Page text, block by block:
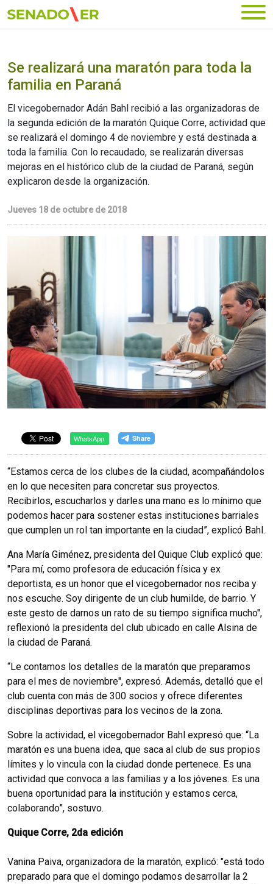
Ir al menú principal
Se realizará una maratón para toda la
familia en Paraná
El vicegobernador Adán Bahl recibió a las organizadoras de
la segunda edición de la maratón Quique Corre, actividad que
se realizará el domingo 4 de noviembre y está destinada a
toda la familia. Con lo recaudado, se realizarán diversas
mejoras en el histórico club de la ciudad de Paraná, según
explicaron desde la organización.
Jueves 18 de octubre de 2018
WhatsApp
“Estamos cerca de los clubes de la ciudad, acompañándolos
en lo que necesiten para concretar sus proyectos.
Recibirlos, escucharlos y darles una mano es lo mínimo que
podemos hacer para sostener estas instituciones barriales
que cumplen un rol tan importante en la ciudad”, explicó Bahl.
Ana María Giménez, presidenta del Quique Club explicó que:
"Para mí, como profesora de educación física y ex
deportista, es un honor que el vicegobernador nos reciba y
nos escuche. Soy dirigente de un club humilde, de barrio. Y
este gesto de darnos un rato de su tiempo significa mucho",
reflexionó la presidenta del club ubicado en calle Alsina de
la ciudad de Paraná.
“Le contamos los detalles de la maratón que preparamos
para el mes de noviembre", expresó. Además, detalló que el
club cuenta con más de 300 socios y ofrece diferentes
disciplinas deportivas para los vecinos de la zona.
Sobre la actividad, el vicegobernador Bahl expresó que: “La
maratón es una buena idea, que saca al club de sus propios
límites y lo vincula con la ciudad donde pertenece. Es una
actividad que convoca a las familias y a los jóvenes. Es una
buena oportunidad para la institución y estamos cerca,
colaborando”, sostuvo.
Quique Corre, 2da edición
Vanina Paiva, organizadora de la maratón, explicó: "está todo
preparado para que el domingo podamos desarrollar la 2